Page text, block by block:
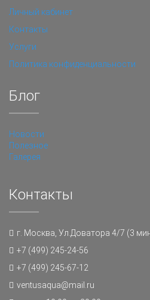
Личный кабинет
Контакты
Услуги
Политика конфиденциальности
Блог
Новости
Полезное
Галерея
Контакты
г. Москва, Ул.Доватора 4/7 (3
+7 (499) 245-24-56
+7 (499) 245-67-12
ventusaqua@mail.ru